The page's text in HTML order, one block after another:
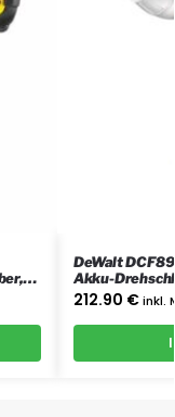
DeWalt
Akku-
Gerät
212.90 € inkl.